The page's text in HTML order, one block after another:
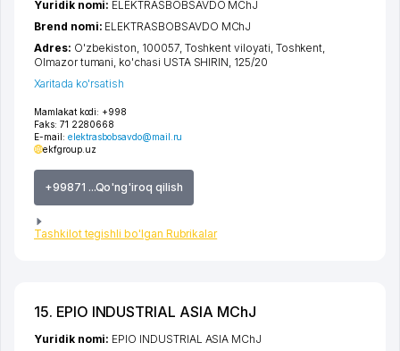
Mamlakat kodi: +998
Faks: 71 2280668
E-mail: elektrasbobsavdo@mail.ru
ekfgroup.uz
+99871 ...Qo'ng'iroq qilish
Tashkilot tegishli bo'lgan Rubrikalar
Yuridik nomi: ELEKTRASBOBSAVDO MChJ
Brend nomi: ELEKTRASBOBSAVDO MChJ
Adres: O'zbekiston, 100057, Toshkent viloyati Toshkent
Olmazor tumani ko'chasi USTA SHIRIN , 125/20
Xaritada ko'rsatish
15. EPIO INDUSTRIAL ASIA MChJ
Yuridik nomi: EPIO INDUSTRIAL ASIA MChJ